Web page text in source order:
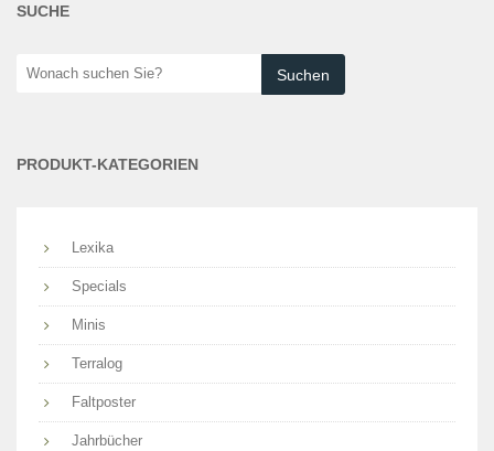
SUCHE
Wonach
PRODUKT-KATEGORIEN
Lexika
Specials
Minis
Terralog
Faltposter
Jahrbücher